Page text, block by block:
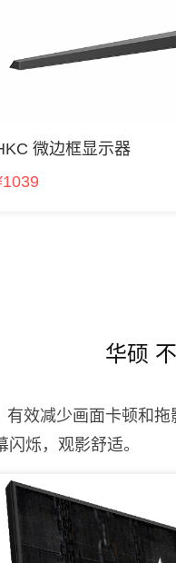
微边框显示器
华硕
有效减少画面卡顿和
烁，观影舒适。